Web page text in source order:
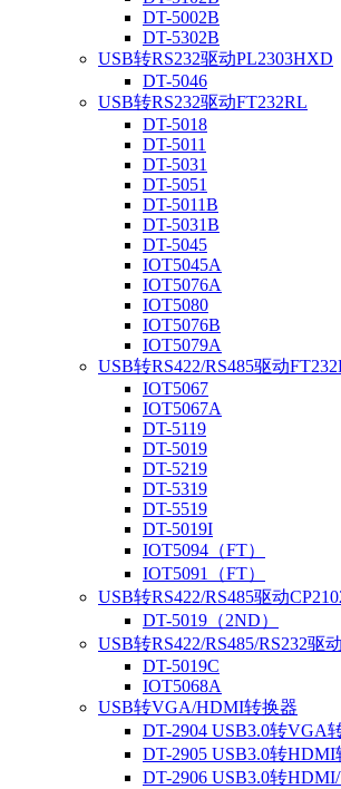
DT-5002B
DT-5302B
USB转RS232驱动PL2303HXD
DT-5046
USB转RS232驱动FT232RL
DT-5018
DT-5011
DT-5031
DT-5051
DT-5011B
DT-5031B
DT-5045
IOT5045A
IOT5076A
IOT5080
IOT5076B
IOT5079A
USB转RS422/RS485驱动
IOT5067
IOT5067A
DT-5119
DT-5019
DT-5219
DT-5319
DT-5519
DT-5019I
IOT5094（FT）
IOT5091（FT）
USB转RS422/RS485驱动
DT-5019（2ND）
USB转RS422/RS485/RS232驱
DT-5019C
IOT5068A
USB转VGA/HDMI转换器
DT-2904 USB3.0转VGA
DT-2905 USB3.0转HDMI
DT-2906 USB3.0转